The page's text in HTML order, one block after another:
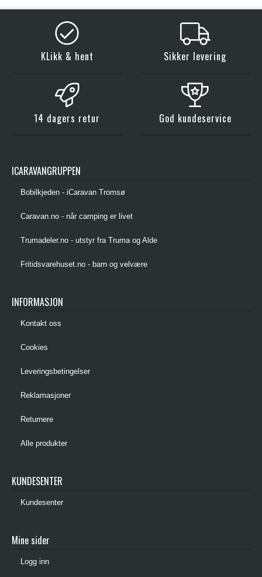
KLikk & hent Sikker levering
14 dagers retur God kundeservice
ICARAVANGRUPPEN
Bobilkjeden - iCaravan Tromsø
Caravan.no - når camping er livet
Trumadeler.no - utstyr fra Truma og Alde
Fritidsvarehuset.no - barn og velvære
INFORMASJON
Kontakt oss
Cookies
Leveringsbetingelser
Reklamasjoner
Returnere
Alle produkter
KUNDESENTER
Kundesenter
Mine sider
Logg inn